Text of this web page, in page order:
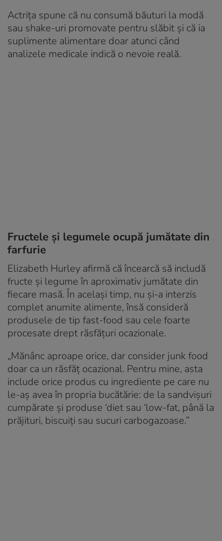
Actrița spune că nu consumă băuturi la modă
sau shake-uri promovate pentru slăbit și că ia
suplimente alimentare doar atunci când
analizele medicale indică o nevoie reală.
Fructele și legumele ocupă jumătate din
farfurie
Elizabeth Hurley afirmă că încearcă să includă
fructe și legume în aproximativ jumătate din
fiecare masă. În același timp, nu și-a interzis
complet anumite alimente, însă consideră
produsele de tip fast-food sau cele foarte
procesate drept răsfățuri ocazionale.
„Mănânc aproape orice, dar consider junk food
doar ca un răsfăț ocazional. Pentru mine, asta
include orice produs cu ingrediente pe care nu
le-aș avea în propria bucătărie: de la sandvișuri
cumpărate și produse ‘diet sau ‘low-fat, până la
prăjituri, biscuiți sau sucuri carbogazoase.”